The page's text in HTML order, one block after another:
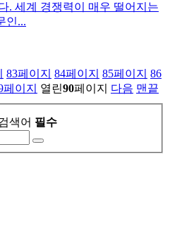
. 세계 경쟁력이 매우 떨어지는
인...
83페이지 84페이지 85페이지 86
페이지 열린90페이지 다음 맨끝
색어 필수